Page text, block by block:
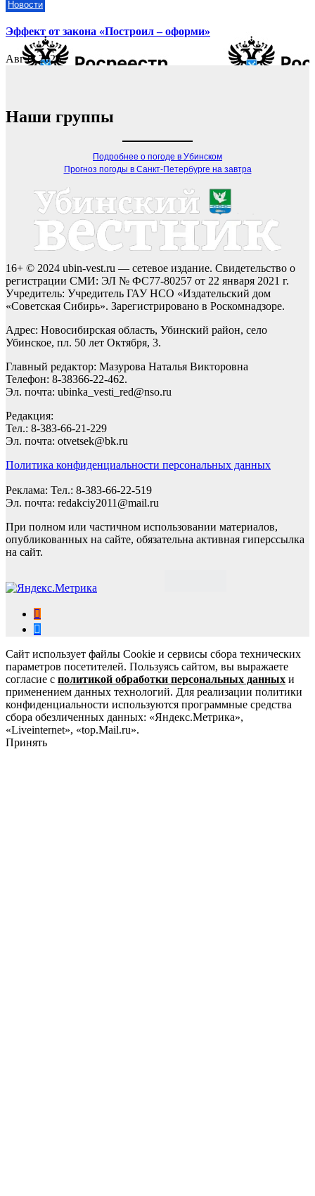
Новости
Эффект от закона «Построил – оформи»
Авг 8, 2026
Наши группы
Подробнее о погоде в Убинском
Прогноз погоды в Санкт-Петербурге на завтра
16+ © 2024 ubin-vest.ru — сетевое издание. Свидетельство о
регистрации СМИ: ЭЛ № ФС77-80257 от 22 января 2021 г.
Учредитель: Учредитель ГАУ НСО «Издательский дом
«Советская Сибирь». Зарегистрировано в Роскомнадзоре.
Адрес: Новосибирская область, Убинский район, село
Убинское, пл. 50 лет Октября, 3.
Главный редактор: Мазурова Наталья Викторовна
Телефон: 8-38366-22-462.
Эл. почта: ubinka_vesti_red@nso.ru
Редакция:
Тел.: 8-383-66-21-229
Эл. почта: otvetsek@bk.ru
Политика конфиденциальности персональных данных
Реклама: Тел.: 8-383-66-22-519
Эл. почта: redakciy2011@mail.ru
При полном или частичном использовании материалов,
опубликованных на сайте, обязательна активная гиперссылка
на сайт.
Сайт использует файлы Cookie и сервисы сбора технических
параметров посетителей. Пользуясь сайтом, вы выражаете
согласие с политикой обработки персональных данных и
применением данных технологий. Для реализации политики
конфиденциальности используются программные средства
сбора обезличенных данных: «Яндекс.Метрика»,
«Liveinternet», «top.Mail.ru».
Принять